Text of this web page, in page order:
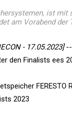
ist mit
am Vorabend der
- 17.05.2023]--
den Finalists ees
FERESTO
2023